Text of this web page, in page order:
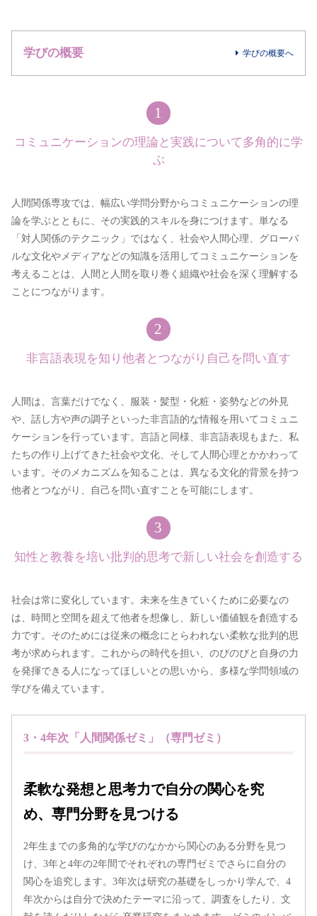
学びの概要 学びの概要へ
1
コミュニケーションの理論と 実践について多角的に学
ぶ
人間関係専攻では、幅広い学問分野からコミュニケーションの理
論を学ぶとともに、その実践的スキルを身につけます。単なる
「対人関係のテクニック」ではなく、社会や人間心理、グローバ
ルな文化やメディアなどの知識を活用してコミュニケーションを
考えることは、人間と人間を取り巻く組織や社会を深く理解する
ことにつながります。
2
非言語表現を知り 他者とつながり 自己を問い直す
人間は、言葉だけでなく、服装・髪型・化粧・姿勢などの外見
や、話し方や声の調子といった非言語的な情報を用いてコミュニ
ケーションを行っています。言語と同様、非言語表現もまた、私
たちの作り上げてきた社会や文化、そして人間心理とかかわって
います。そのメカニズムを知ることは、異なる文化的背景を持つ
他者とつながり、自己を問い直すことを可能にします。
3
知性と教養を培い批判的思考で新しい社会を創造する
社会は常に変化しています。未来を生きていくために必要なの
は、時間と空間を超えて他者を想像し、新しい価値観を創造する
力です。そのためには従来の概念にとらわれない柔軟な批判的思
考が求められます。これからの時代を担い、のびのびと自身の力
を発揮できる人になってほしいとの思いから、多様な学問領域の
学びを備えています。
3・4年次「人間関係ゼミ」（専門ゼミ）
柔軟な発想と思考力で自分の関心を究
め、専門分野を見つける
2年生までの多角的な学びのなかから関心のある分野を見つ
け、3年と4年の2年間でそれぞれの専門ゼミでさらに自分の
関心を追究します。3年次は研究の基礎をしっかり学んで、4
年次からは自分で決めたテーマに沿って、調査をしたり、文